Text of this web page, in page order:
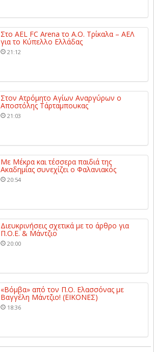
Στο AEL FC Arena το Α.Ο. Τρίκαλα – ΑΕΛ
για το Κύπελλο Ελλάδας
21:12
Στον Ατρόμητο Αγίων Αναργύρων ο
Αποστόλης Τάρταμπουκας
21:03
Με Μέκρα και τέσσερα παιδιά της
Ακαδημίας συνεχίζει ο Φαλανιακός
20:54
Διευκρινήσεις σχετικά με το άρθρο για
Π.Ο.Ε. & Μάντζιο
20:00
«Βόμβα» από τον Π.Ο. Ελασσόνας με
Βαγγέλη Μάντζιο! (ΕΙΚΟΝΕΣ)
18:36